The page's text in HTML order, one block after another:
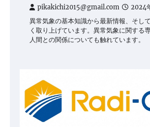
pikakichi2015@gmail.com 2024
異常気象の基本知識から最新情報、そし
く取り上げています。異常気象に関する
人間との関係についても触れています。